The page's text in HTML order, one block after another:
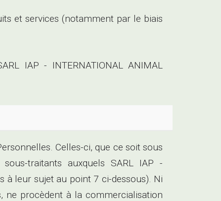
et services (notamment par le biais
IAP - INTERNATIONAL ANIMAL
Celles-ci, que ce soit sous
traitants auxquels SARL IAP -
à leur sujet au point 7 ci-dessous). Ni
ne procèdent à la commercialisation